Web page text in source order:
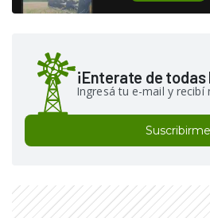
¡Enterate de
Ingresá tu e-mail y
Suscribirme